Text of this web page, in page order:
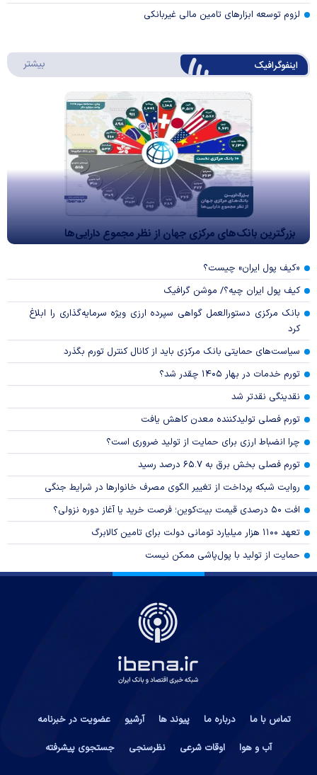
لزوم توسعه ابزارهای تامین مالی غیربانکی
اینفوگرافیک بیشتر
بزرگترین بانک‌های مرکزی جهان از نظر مجموع دارایی‌ها
«کیف پول ایران» چیست؟
کیف پول ایران چیه؟/ موشن گرافیک
بانک مرکزی دستورالعمل گواهی سپرده ارزی ویژه سرمایه‌گذاری را ابلاغ
کرد
سیاست‌های حمایتی بانک مرکزی باید از کانال کنترل تورم بگذرد
تورم خدمات در بهار ۱۴۰۵ چقدر شد؟
نقدینگی نقدتر شد
تورم فصلی تولیدکننده معدن کاهش یافت
چرا انضباط ارزی برای حمایت از تولید ضروری است؟
تورم فصلی بخش برق به ۶۵.۷ درصد رسید
روایت شبکه پرداخت از تغییر الگوی مصرف خانوار‌ها در شرایط جنگی
افت ۵۰ درصدی قیمت بیت‌کوین؛ فرصت خرید یا آغاز دوره نزولی؟
تعهد ۱۱۰۰ هزار میلیارد تومانی دولت برای تامین کالابرگ
حمایت از تولید با پول‌پاشی ممکن نیست
تماس با ما درباره ما پیوند ها آرشیو
عضویت در خبرنامه
آب و هوا
اوقات شرعی نظرسنجی جستجوی پیشرفته